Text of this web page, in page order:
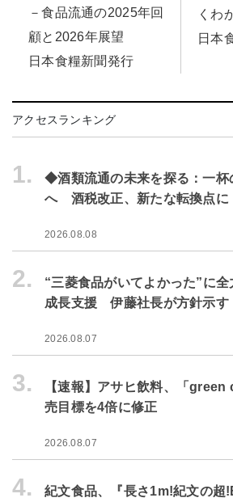
－食品流通の2025年回
顧と2026年展望
日本食糧新聞発行
くわ
日本
アクセスランキング
1.
◆酒類流通の未来を探る：一杯
へ 酒税改正、新たな転換点に
2026.08.08
2.
“三菱食品がいてよかった”に
成長支援 伊藤社長が方針示す
2026.08.07
3.
【速報】アサヒ飲料、「
売目標を4倍に修正
2026.08.07
4.
紀文食品、『長さ1m!紀文の超